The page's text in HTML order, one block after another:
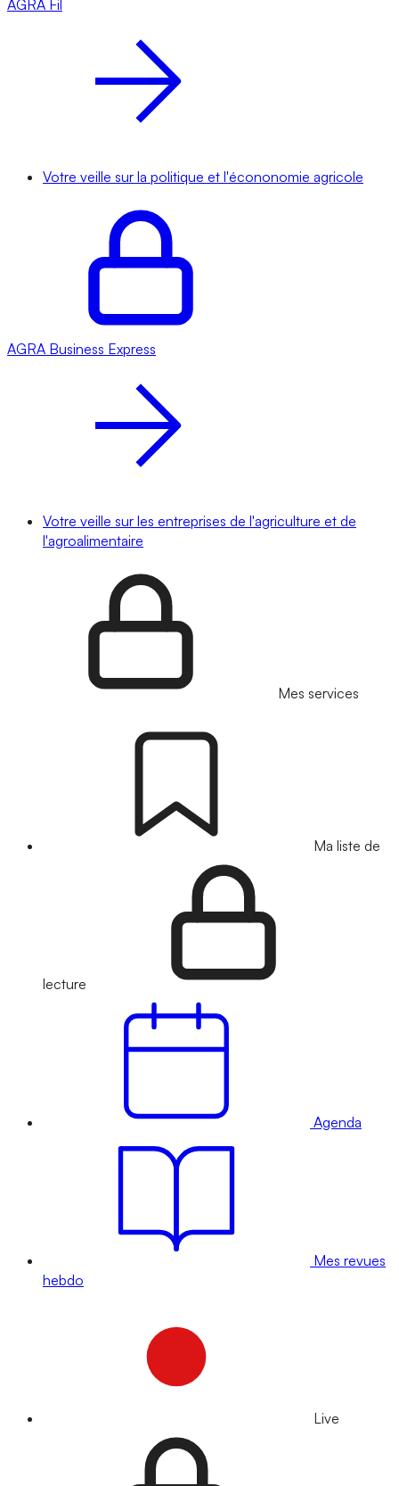
AGRA Fil
Votre veille sur la politique et l'écononomie agricole
AGRA Business Express
Votre veille sur les entreprises de l'agriculture et de
l'agroalimentaire
Mes services
Ma liste de
lecture
Agenda
Mes revues
hebdo
Live